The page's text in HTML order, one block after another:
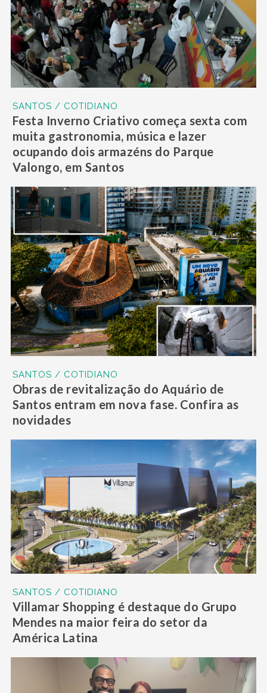
SANTOS / COTIDIANO
Festa Inverno Criativo começa sexta com
muita gastronomia, música e lazer
ocupando dois armazéns do Parque
Valongo, em Santos
SANTOS / COTIDIANO
Obras de revitalização do Aquário de
Santos entram em nova fase. Confira as
novidades
SANTOS / COTIDIANO
Villamar Shopping é destaque do Grupo
Mendes na maior feira do setor da
América Latina